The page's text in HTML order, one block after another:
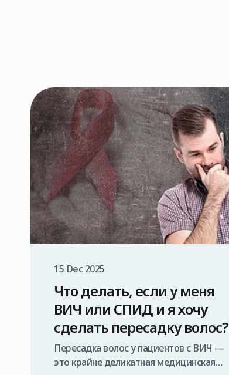
15 Dec 2025
Что делать, если у меня
ВИЧ или СПИД и я хочу
сделать пересадку волос?
Пересадка волос у пациентов с ВИЧ —
это крайне деликатная медицинская